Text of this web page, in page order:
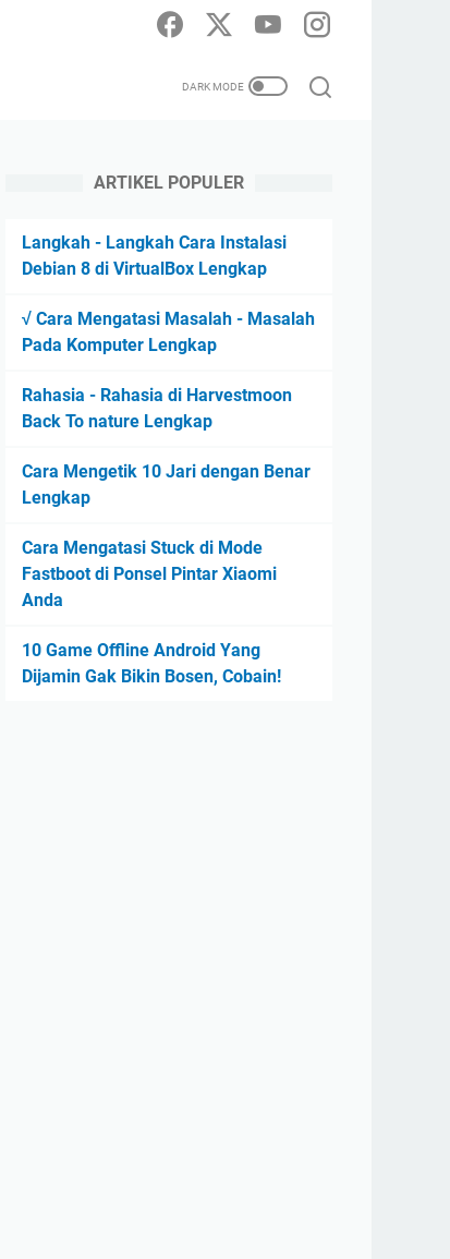
ARTIKEL POPULER
Langkah - Langkah Cara Instalasi
Debian 8 di VirtualBox Lengkap
√ Cara Mengatasi Masalah - Masalah
Pada Komputer Lengkap
Rahasia - Rahasia di Harvestmoon
Back To nature Lengkap
Cara Mengetik 10 Jari dengan Benar
Lengkap
Cara Mengatasi Stuck di Mode
Fastboot di Ponsel Pintar Xiaomi
Anda
10 Game Offline Android Yang
Dijamin Gak Bikin Bosen, Cobain!